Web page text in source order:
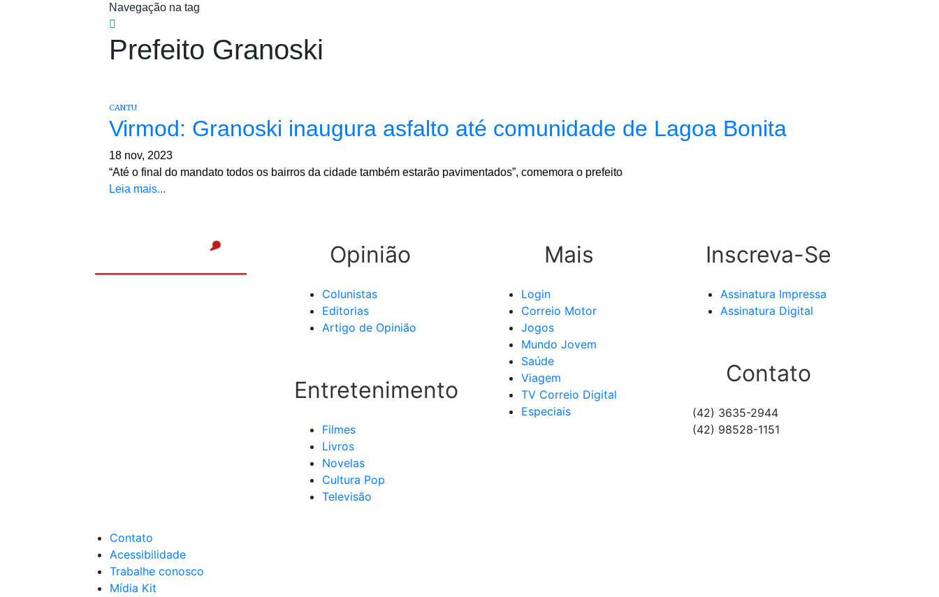
Navegação na tag
Prefeito Granoski
CANTU
Virmod: Granoski inaugura asfalto até comunidade de Lagoa Bonita
18 nov, 2023
“Até o final do mandato todos os bairros da cidade também estarão pavimentados”, comemora o prefeito
Leia mais...
Opinião
Colunistas
Editorias
Artigo de Opinião
Entretenimento
Filmes
Livros
Novelas
Cultura Pop
Televisão
Mais
Login
Correio Motor
Jogos
Mundo Jovem
Saúde
Viagem
TV Correio Digital
Especiais
Inscreva-Se
Assinatura Impressa
Assinatura Digital
Contato
(42) 3635-2944
(42) 98528-1151
Contato
Acessibilidade
Trabalhe conosco
Mídia Kit